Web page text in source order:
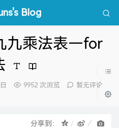
Blog
九乘法表—for
9952 次浏览
暂无评论
分享到：